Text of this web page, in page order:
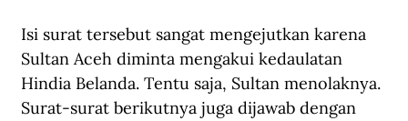
Isi surat tersebut sangat mengejutkan karena
Sultan Aceh diminta mengakui kedaulatan
Hindia Belanda. Tentu saja, Sultan menolaknya.
Surat-surat berikutnya juga dijawab dengan